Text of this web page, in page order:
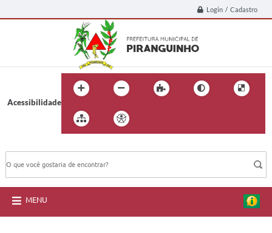
Login / Cadastro
Acessibilidade
MENU